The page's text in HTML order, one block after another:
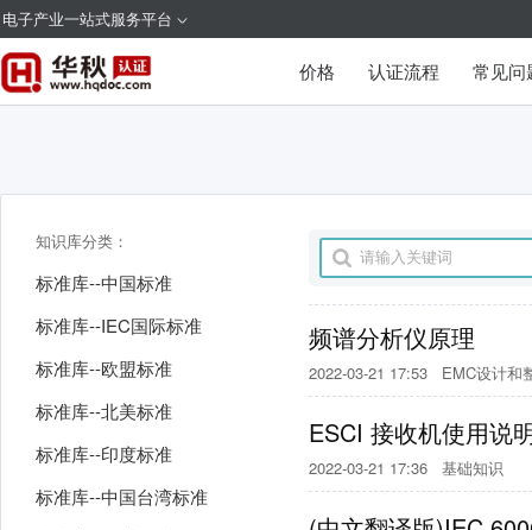
电子产业一站式服务平台
价格 认证流程 常见问
知识库分类：
标准库--中国标准
标准库--IEC国际标准
标准库--欧盟标准
标准库--北美标准
标准库--印度标准
标准库--中国台湾标准
频谱分析仪原理
2022-03-21 17:53 EMC设计和
ESCI 接收机使用说
2022-03-21 17:36 基础知识